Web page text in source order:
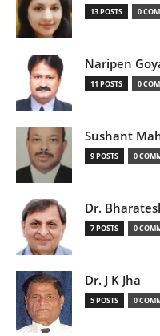
13 POSTS 0
Naripen
11 POSTS 0
Sushant
9 POSTS 0
Dr.
7 POSTS 0
Dr. J K Jha
5 POSTS 0